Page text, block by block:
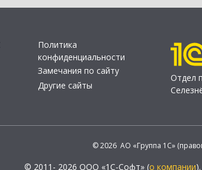
Политика
конфиденциальности
Замечания по сайту
Другие сайты
Отдел
© 2026 АО «Группа 1С»
© 2011- 2026 ООО «1С-Софт» (о компании